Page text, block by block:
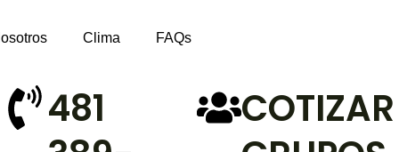
Clima FAQs
481
COTIZAR